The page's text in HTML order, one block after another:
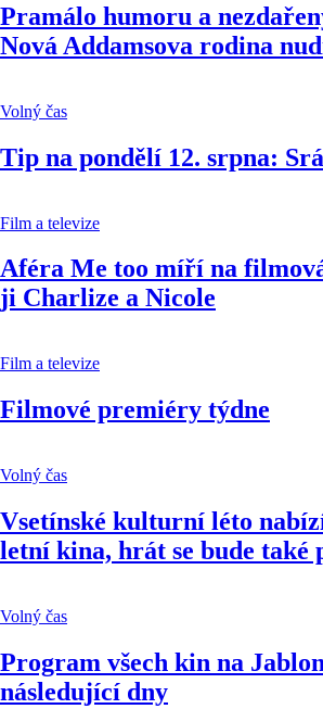
Pramálo humoru a
Nová Addamsova rodina
Volný čas
Tip na pondělí 12. srpna:
Film a televize
Aféra Me too míří na
ji Charlize a Nicole
Film a televize
Filmové premiéry týdne
Volný čas
Vsetínské kulturní léto
letní kina, hrát se bude také
Volný čas
Program všech kin na
následující dny